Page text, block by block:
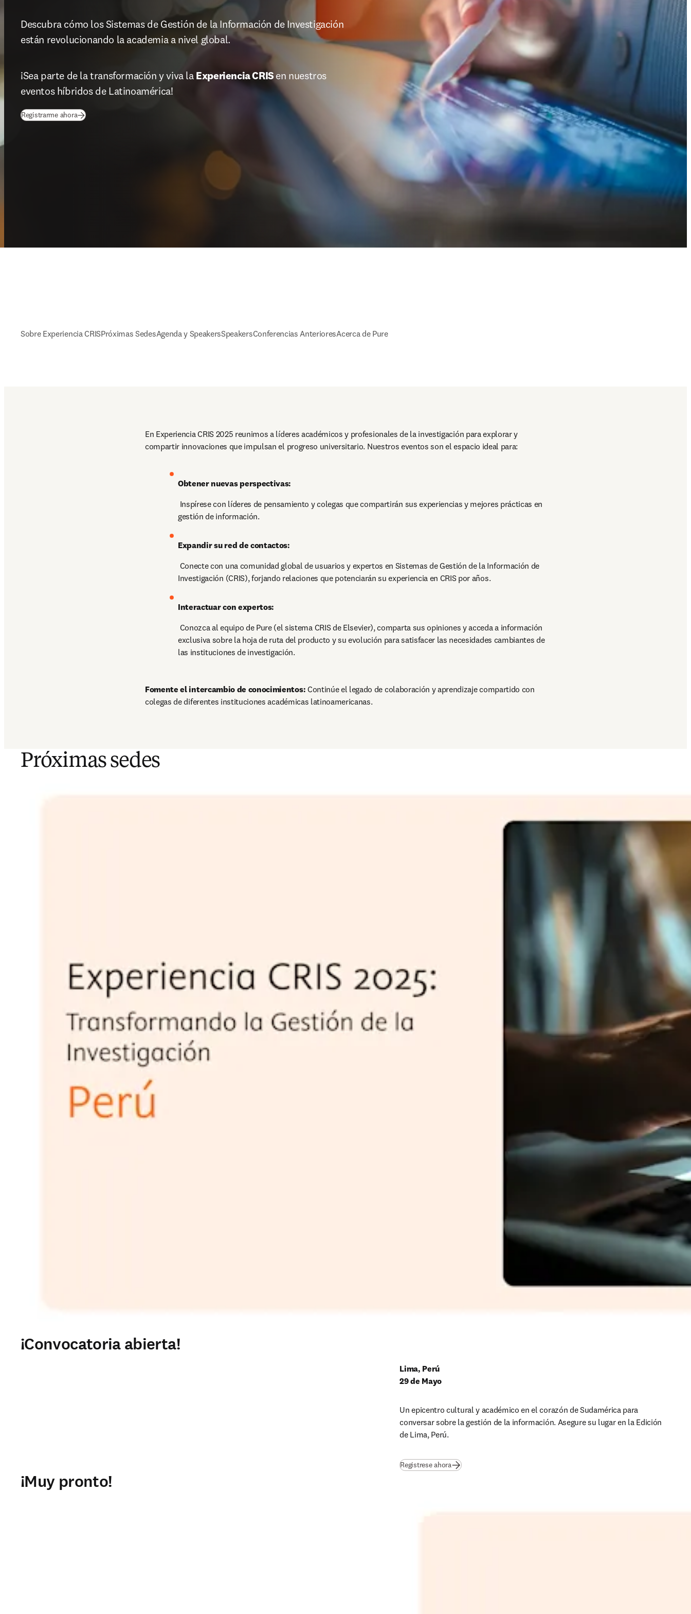
Descubra cómo los Sistemas de Gestión de la Información de Investigación
están revolucionando la academia a nivel global.
¡Sea parte de la transformación y viva la Experiencia CRIS en nuestros
eventos híbridos de Latinoamérica!
Registrarme ahora(opens in new tab/window
Sobre Experiencia CRISPróximas SedesAgenda y SpeakersSpeakersConferencias AnterioresAcerca de Pure
En Experiencia CRIS 2025 reunimos a líderes académicos y profesionales de la investigación para explorar y
compartir innovaciones que impulsan el progreso universitario. Nuestros eventos son el espacio ideal para:
Obtener nuevas perspectivas:
gestión de información.
Expandir su red de contactos:
Investigación (CRIS), forjando relaciones que potenciarán su experiencia en CRIS por años.
Interactuar con expertos:
exclusiva sobre la hoja de ruta del producto y su evolución para satisfacer las necesidades cambiantes de
las instituciones de investigación.
Fomente el intercambio de conocimientos: Continúe el legado de colaboración y aprendizaje compartido con
colegas de diferentes instituciones académicas latinoamericanas.
Próximas sedes
¡Convocatoria abierta!
Lima, Perú
29 de Mayo
Un epicentro cultural y académico en el corazón de Sudamérica para
conversar sobre la gestión de la información. Asegure su lugar en la Edición
de Lima, Perú.
Registrese ahora(opens in new tab/window
¡Muy pronto!